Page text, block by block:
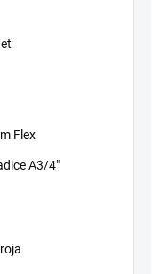
Flex
A3/4"